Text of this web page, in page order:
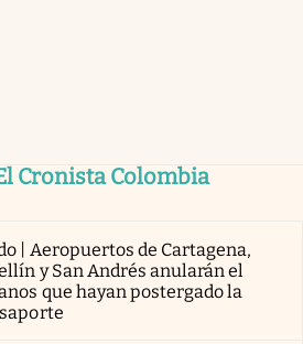
Cronista Colombia
| Aeropuertos de Cartagena,
y San Andrés anularán el
que hayan postergado la